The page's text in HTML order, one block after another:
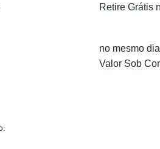
Retire Grátis
no mesmo dia
Valor Sob